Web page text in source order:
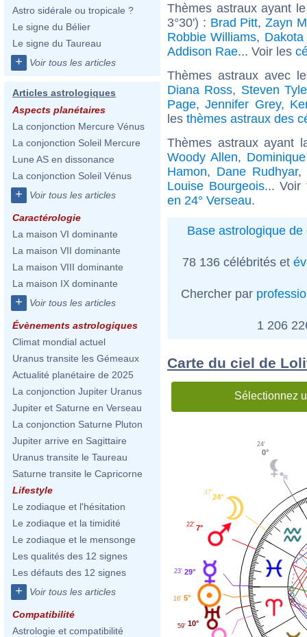
Astro sidérale ou tropicale ?
Le signe du Bélier
Le signe du Taureau
+ Voir tous les articles
Articles astrologiques
Aspects planétaires
La conjonction Mercure Vénus
La conjonction Soleil Mercure
Lune AS en dissonance
La conjonction Soleil Vénus
+ Voir tous les articles
Caractérologie
La maison VI dominante
La maison VII dominante
La maison VIII dominante
La maison IX dominante
+ Voir tous les articles
Évènements astrologiques
Climat mondial actuel
Uranus transite les Gémeaux
Actualité planétaire de 2025
La conjonction Jupiter Uranus
Jupiter et Saturne en Verseau
La conjonction Saturne Pluton
Jupiter arrive en Sagittaire
Uranus transite le Taureau
Saturne transite le Capricorne
Lifestyle
Le zodiaque et l'hésitation
Le zodiaque et la timidité
Le zodiaque et le mensonge
Les qualités des 12 signes
Les défauts des 12 signes
+ Voir tous les articles
Compatibilité
Astrologie et compatibilité
Thèmes astraux ayant
3°30') : Brad Pitt,Zayn
Robbie Williams,
Addison Rae... Voir les
Thèmes astraux avec
Diana Ross, Steven
Page,Jennifer Grey,
les thèmes astraux des
Thèmes astraux ayant
Woody Allen,
Hamon, Dane Rudhyar,
Louise Bourgeois...
en 24° Verseau.
Base astrologique de
78 136 célébrités et
Chercher par
1 206
Carte du ciel de
Sélectionnez
0°
24'
24°
47'
7°
22'
29°
23'
5°
16'
10°
59'